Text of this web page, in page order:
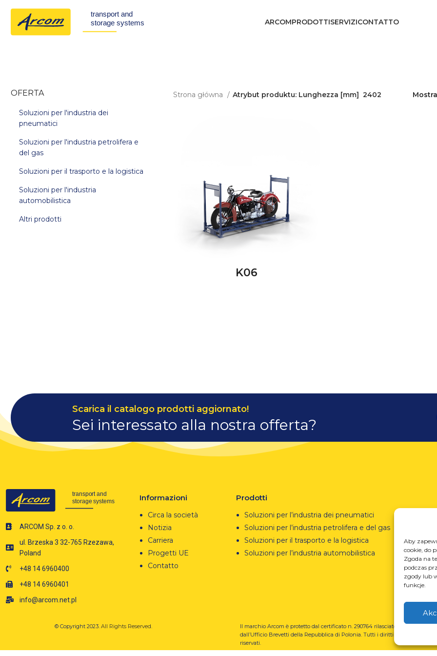
Aby
cookie, do
Zgoda na
podczas
zgody lub
funkcje.
ARCOMPRODOTTISERVIZICONTATTO
OFERTA
Soluzioni per l'industria dei
pneumatici
Soluzioni per l'industria petrolifera e
del gas
Soluzioni per il trasporto e la logistica
Soluzioni per l'industria
automobilistica
Altri prodotti
Strona główna Atrybut produktu: Lunghezza [mm] 2402 Mostra
K06
Scarica il catalogo prodotti aggiornato!
Sei interessato alla nostra offerta?
ARCOM Sp. z o. o.
ul. Brzeska 3 32-765 Rzezawa,
Poland
+48 14 6960400
+48 14 6960401
info@arcom.net.pl
Informazioni
Circa la società
Notizia
Carriera
Progetti UE
Contatto
Prodotti
Soluzioni per l’industria dei pneumatici
Soluzioni per l’industria petrolifera e del gas
Soluzioni per il trasporto e la logistica
Soluzioni per l’industria automobilistica
© Copyright 2023. All Rights Reserved.
Il marchio Arcom è protetto dal certificato n. 290764 rilasciato
dall’Ufficio Brevetti della Repubblica di Polonia. Tutti i diritti
riservati.